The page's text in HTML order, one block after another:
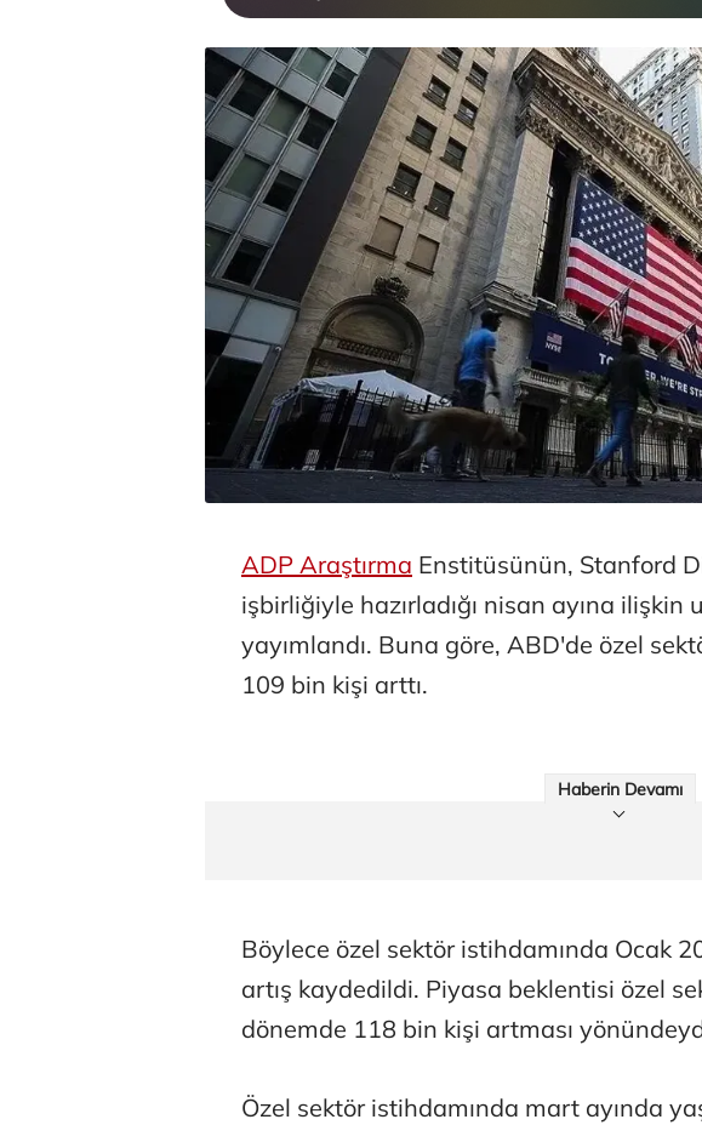
ADP Araştırma Enstitüsünün, Stanford
işbirliğiyle hazırladığı nisan ayına
yayımlandı. Buna göre, ABD'de özel
109 bin kişi arttı.
Haberin Devamı
Böylece özel sektör istihdamında Ocak
artış kaydedildi. Piyasa beklentisi özel
dönemde 118 bin kişi artması
Özel sektör istihdamında mart ayında